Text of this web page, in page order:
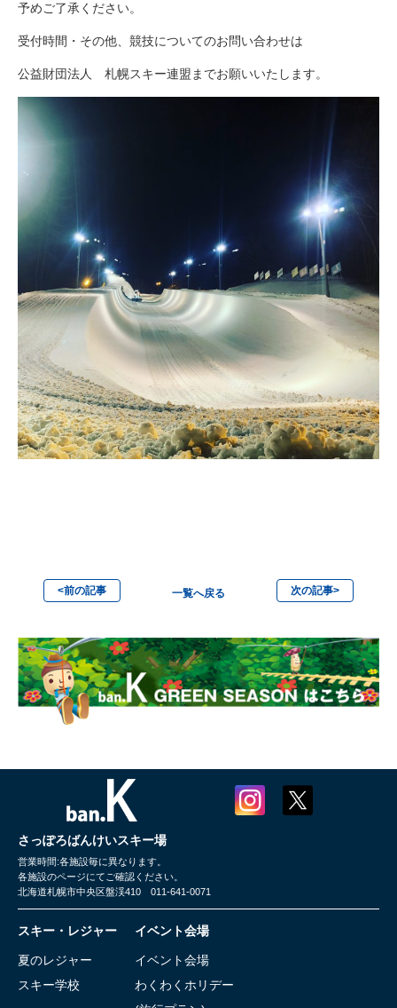
予めご了承ください。
受付時間・その他、競技についてのお問い合わせは
公益財団法人 札幌スキー連盟までお願いいたします。
<前の記事 一覧へ戻る 次の記事>
さっぽろばんけいスキー場
営業時間:各施設毎に異なります。
各施設のページにてご確認ください。
北海道札幌市中央区盤渓410 011-641-0071
スキー・レジャー
夏のレジャー
スキー学校
イベント会場
イベント会場
わくわくホリデー